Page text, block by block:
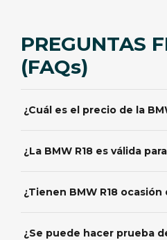
PREGUNTAS
(FAQs)
¿Cuál es el precio de la
financiación BMW Financial
¿La BMW R18 es válida
¿Tienen BMW R18
garantía BMW y financiación
¿Se puede hacer prueba